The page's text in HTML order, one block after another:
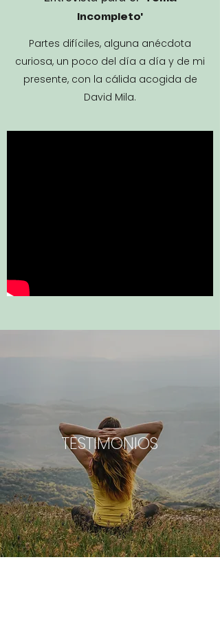
Incompleto"
Partes difíciles, alguna anécdota
curiosa, un poco del día a día y de mi
presente, con la cálida acogida de
David Mila.
TESTIMONIOS